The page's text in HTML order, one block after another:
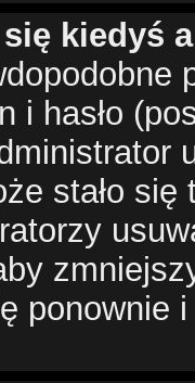
się kiedyś
i hasło
stało
ponownie